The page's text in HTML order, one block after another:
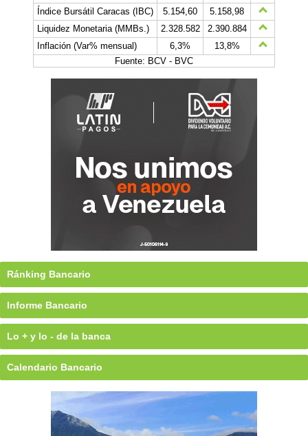
Índice Bursátil Caracas (IBC)
5.154,60
5.158,98
Liquidez Monetaria (MMBs.)
2.328.582
2.390.884
Inflación (Var% mensual)
6,3%
13,8%
Fuente: BCV - BVC
Ránking Bancario
Informe Bancario
Lo + y lo - de la banca
Calendario Bancario